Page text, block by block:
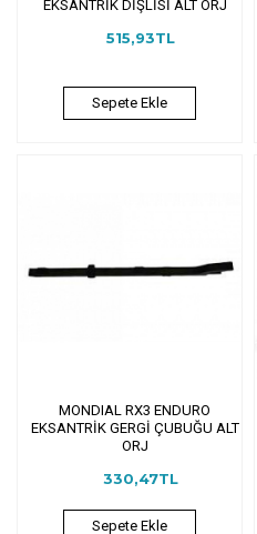
EKSANTRİK DİŞLİSİ ALT ORJ
515,93TL
Sepete Ekle
MONDIAL RX3 ENDURO
EKSANTRİK GERGİ ÇUBUĞU ALT
ORJ
330,47TL
Sepete Ekle